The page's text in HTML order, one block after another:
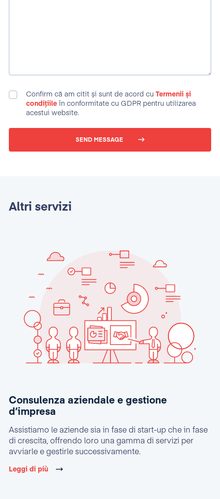
Confirm că am citit și sunt de acord cu Termenii și
condițiile în conformitate cu GDPR pentru utilizarea
acestui website.
SEND MESSAGE
Altri servizi
Consulenza aziendale e gestione
d’impresa
Assistiamo le aziende sia in fase di start-up che in fase
di crescita, offrendo loro una gamma di servizi per
avviarle e gestirle successivamente.
Leggi di più